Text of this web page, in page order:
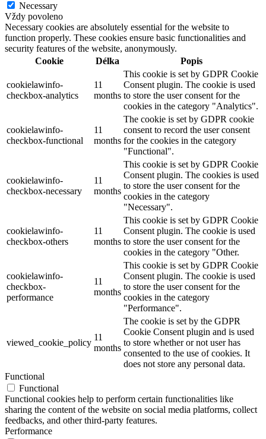
Necessary
Vždy povoleno
Necessary cookies are absolutely essential for the website to
function properly. These cookies ensure basic functionalities and
security features of the website, anonymously.
Cookie
Délka Popis
cookielawinfo-
checkbox-analytics
11
months
This cookie is set by GDPR Cookie
Consent plugin. The cookie is used
to store the user consent for the
cookies in the category "Analytics".
cookielawinfo-
checkbox-functional
11
months
The cookie is set by GDPR cookie
consent to record the user consent
for the cookies in the category
"Functional".
cookielawinfo-
checkbox-necessary
11
months
This cookie is set by GDPR Cookie
Consent plugin. The cookies is used
to store the user consent for the
cookies in the category
"Necessary".
cookielawinfo-
checkbox-others
11
months
This cookie is set by GDPR Cookie
Consent plugin. The cookie is used
to store the user consent for the
cookies in the category "Other.
cookielawinfo-
checkbox-
performance
11
months
This cookie is set by GDPR Cookie
Consent plugin. The cookie is used
to store the user consent for the
cookies in the category
"Performance".
viewed_cookie_policy
11
months
The cookie is set by the GDPR
Cookie Consent plugin and is used
to store whether or not user has
consented to the use of cookies. It
does not store any personal data.
Functional
Functional
Functional cookies help to perform certain functionalities like
sharing the content of the website on social media platforms, collect
feedbacks, and other third-party features.
Performance